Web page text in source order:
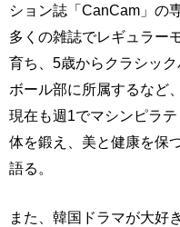
ション誌「CanCam」の
多くの雑誌でレギュラー
育ち、5歳からクラシッ
ボール部に所属するなど
現在も週1でマシンピラ
体を鍛え、美と健康を保
語る。
また、韓国ドラマが大好